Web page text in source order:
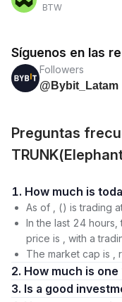
BTW
Síguenos en las
Followers
@Bybit_Latam
Preguntas
1. How much
As of , () is trading
In the last 24
price is , with a
The market cap is ,
2. How much is one
3. Is a good